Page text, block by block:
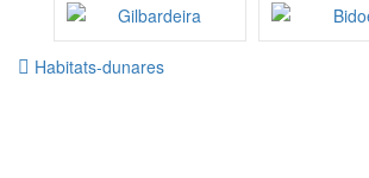
Habitats-dunares